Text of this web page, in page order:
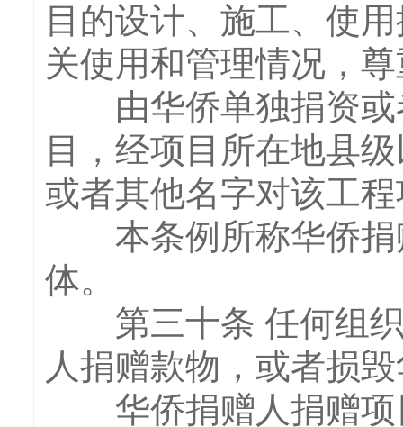
目的设计、施工、使
关使用和管理情况，
由华侨单独捐资或
目，经项目所在地县
或者其他名字对该工
本条例所称华侨捐
体。
第三十条 任何组织
人捐赠款物，或者损
华侨捐赠人捐赠项